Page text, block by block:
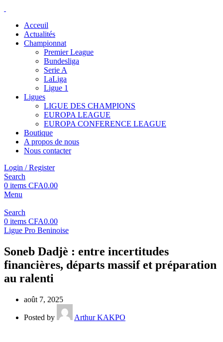
Acceuil
Actualités
Championnat
Premier League
Bundesliga
Serie A
LaLiga
Ligue 1
Ligues
LIGUE DES CHAMPIONS
EUROPA LEAGUE
EUROPA CONFERENCE LEAGUE
Boutique
A propos de nous
Nous contacter
Login / Register
Search
0 items CFA0.00
Menu
Search
0 items CFA0.00
Ligue Pro Beninoise
Soneb Dadjè : entre incertitudes
financières, départs massif et préparation
au ralenti
août 7, 2025
Posted by Arthur KAKPO